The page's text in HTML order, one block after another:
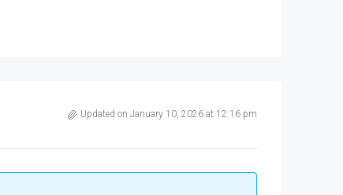
Updated on January 10, 2026 at 12:16 pm